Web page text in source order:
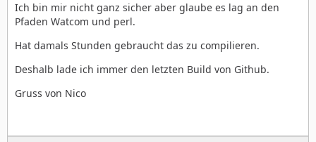
Ich bin mir nicht ganz sicher aber glaube es lag an den
Pfaden Watcom und perl.
Hat damals Stunden gebraucht das zu compilieren.
Deshalb lade ich immer den letzten Build von Github.
Gruss von Nico